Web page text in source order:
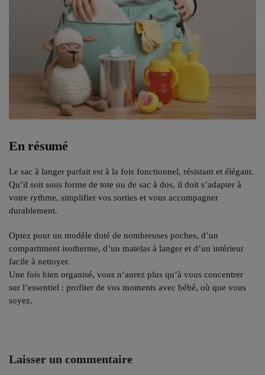
En résumé
Le sac à langer parfait est à la fois fonctionnel, résistant et élégant.
Qu’il soit sous forme de tote ou de sac à dos, il doit s’adapter à
votre rythme, simplifier vos sorties et vous accompagner
durablement.
Optez pour un modèle doté de nombreuses poches, d’un
compartiment isotherme, d’un matelas à langer et d’un intérieur
facile à nettoyer.
Une fois bien organisé, vous n’aurez plus qu’à vous concentrer
sur l’essentiel : profiter de vos moments avec bébé, où que vous
soyez.
Laisser un commentaire